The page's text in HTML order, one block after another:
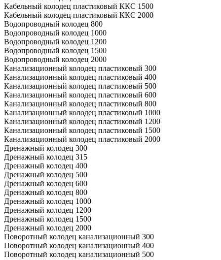
Кабельный колодец пластиковый ККС 1500
Кабельный колодец пластиковый ККС 2000
Водопроводный колодец 800
Водопроводный колодец 1000
Водопроводный колодец 1200
Водопроводный колодец 1500
Водопроводный колодец 2000
Канализационный колодец пластиковый 300
Канализационный колодец пластиковый 400
Канализационный колодец пластиковый 500
Канализационный колодец пластиковый 600
Канализационный колодец пластиковый 800
Канализационный колодец пластиковый 1000
Канализационный колодец пластиковый 1200
Канализационный колодец пластиковый 1500
Канализационный колодец пластиковый 2000
Дренажный колодец 300
Дренажный колодец 315
Дренажный колодец 400
Дренажный колодец 500
Дренажный колодец 600
Дренажный колодец 800
Дренажный колодец 1000
Дренажный колодец 1200
Дренажный колодец 1500
Дренажный колодец 2000
Поворотный колодец канализационный 300
Поворотный колодец канализационный 400
Поворотный колодец канализационный 500